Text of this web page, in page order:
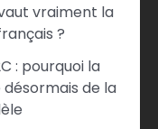
vraiment la
?
: pourquoi la
de la